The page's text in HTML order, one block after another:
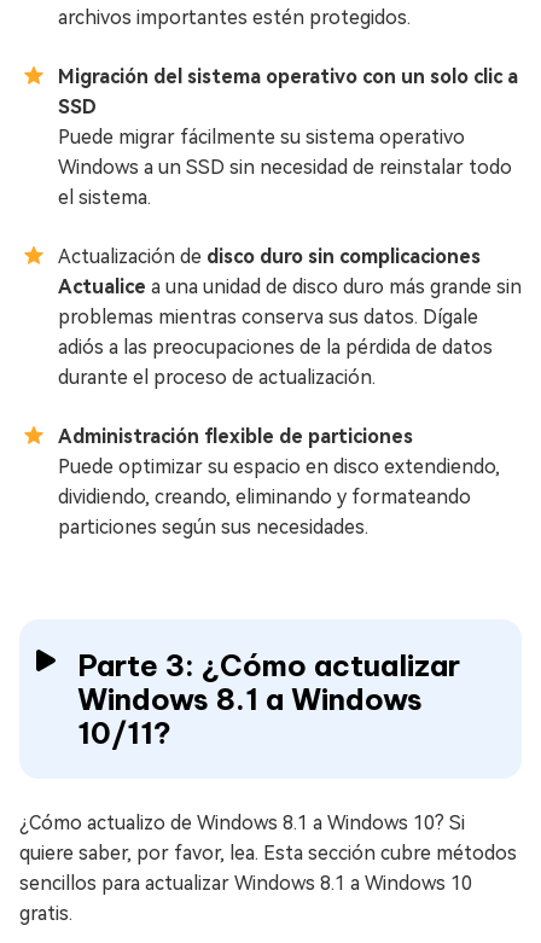
archivos importantes estén protegidos.
Migración del sistema operativo con un solo clic a
SSD
Puede migrar fácilmente su sistema operativo
Windows a un SSD sin necesidad de reinstalar todo
el sistema.
Actualización de disco duro sin complicaciones
Actualice a una unidad de disco duro más grande sin
problemas mientras conserva sus datos. Dígale
adiós a las preocupaciones de la pérdida de datos
durante el proceso de actualización.
Administración flexible de particiones
Puede optimizar su espacio en disco extendiendo,
dividiendo, creando, eliminando y formateando
particiones según sus necesidades.
Parte 3: ¿Cómo actualizar
Windows 8.1 a Windows
10/11?
¿Cómo actualizo de Windows 8.1 a Windows 10? Si
quiere saber, por favor, lea. Esta sección cubre métodos
sencillos para actualizar Windows 8.1 a Windows 10
gratis.